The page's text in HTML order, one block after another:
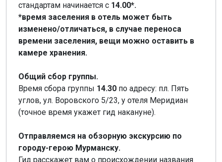
стандартам начинается с 14.00*.
*время заселения в отель может быть
изменено/отличаться, в случае переноса
времени заселения, вещи можно оставить в
камере хранения.
Общий сбор группы.
Время сбора группы 14.30 по адресу: пл. Пять
углов, ул. Воровского 5/23, у отеля Меридиан
(точное время укажет гид накануне).
Отправляемся на обзорную экскурсию по
городу-герою Мурманску.
Гид расскажет вам о происхождении названия